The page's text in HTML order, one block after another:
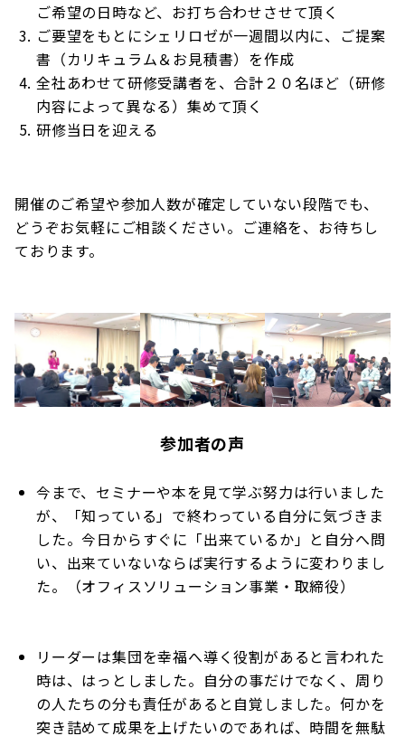
ご希望の日時など、お打ち合わせさせて頂く
ご要望をもとにシェリロゼが一週間以内に、ご提案
書（カリキュラム＆お見積書）を作成
全社あわせて研修受講者を、合計２０名ほど（研修
内容によって異なる）集めて頂く
研修当日を迎える
開催のご希望や参加人数が確定していない段階でも、
どうぞお気軽にご相談ください。ご連絡を、お待ちし
ております。
参加者の声
今まで、セミナーや本を見て学ぶ努力は行いました
が、「知っている」で終わっている自分に気づきま
した。今日からすぐに「出来ているか」と自分へ問
い、出来ていないならば実行するように変わりまし
た。（オフィスソリューション事業・取締役）
リーダーは集団を幸福へ導く役割があると言われた
時は、はっとしました。自分の事だけでなく、周り
の人たちの分も責任があると自覚しました。何かを
突き詰めて成果を上げたいのであれば、時間を無駄